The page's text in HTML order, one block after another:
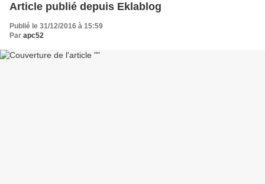
Article publié depuis Eklablog
Publié le 31/12/2016 à 15:59
Par apc52